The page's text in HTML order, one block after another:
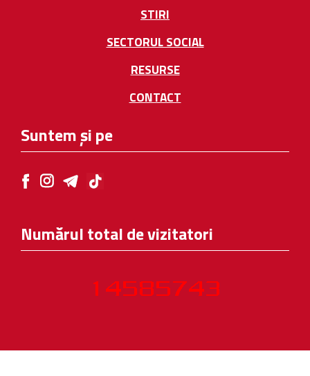
STIRI
SECTORUL SOCIAL
RESURSE
CONTACT
Suntem și pe
Numărul total de vizitatori